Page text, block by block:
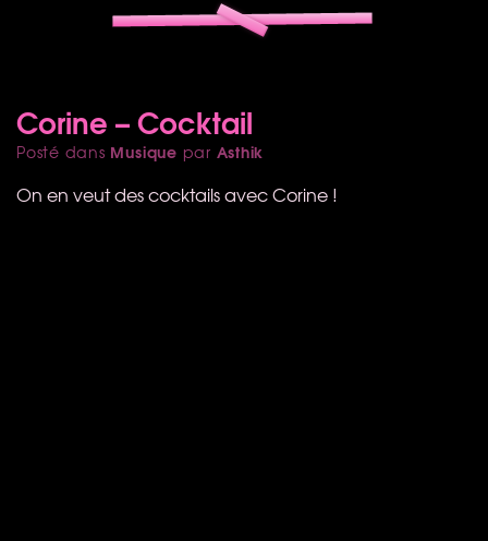
Corine – Cocktail
Posté dans Musique par Asthik
On en veut des cocktails avec Corine !